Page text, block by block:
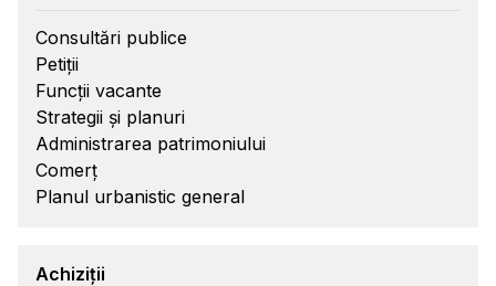
Consultări publice
Petiții
Funcții vacante
Strategii și planuri
Administrarea patrimoniului
Comerț
Planul urbanistic general
Achiziții